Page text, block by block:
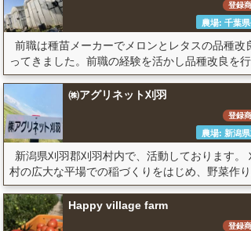
登録
農場: 千葉
前職は種苗メーカーでメロンとレタスの品種改
ってきました。前職の経験を活かし品種改良を
㈱アグリネット刈羽
登録
農場: 新潟
新潟県刈羽郡刈羽村内で、活動しております。
村の広大な平場での稲づくりをはじめ、野菜作
Happy village farm
登録